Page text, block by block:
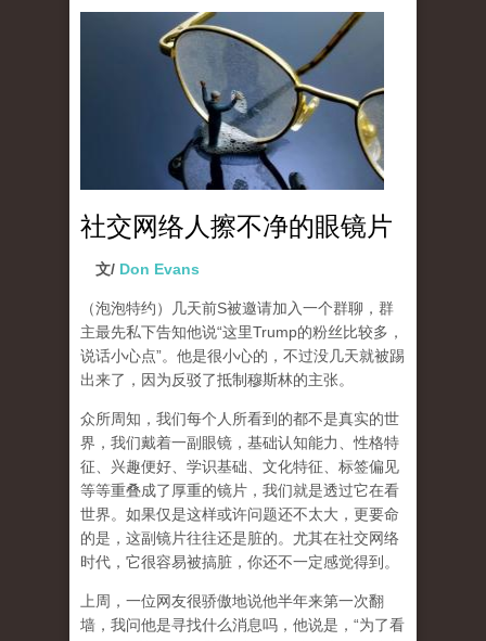
3770529749539823685_0.jpg
社交网络人擦不净的眼镜片
文/ Don Evans
（泡泡特约）
几天前S被邀请加入一个群聊，群
主最先私下告知他说“这里Trump的粉丝比较多，
说话小心点”。他是很小心的，不过没几天就被踢
出来了，因为反驳了抵制穆斯林的主张。
众所周知，我们每个人所看到的都不是真实的世
界，我们戴着一副眼镜，基础认知能力、性格特
征、兴趣便好、学识基础、文化特征、标签偏见
等等重叠成了厚重的镜片，我们就是透过它在看
世界。如果仅是这样或许问题还不太大，更要命
的是，这副镜片往往还是脏的。尤其在社交网络
时代，它很容易被搞脏，你还不一定感觉得到。
上周，一位网友很骄傲地说他半年来第一次翻
墙，我问他是寻找什么消息吗，他说是，“为了看